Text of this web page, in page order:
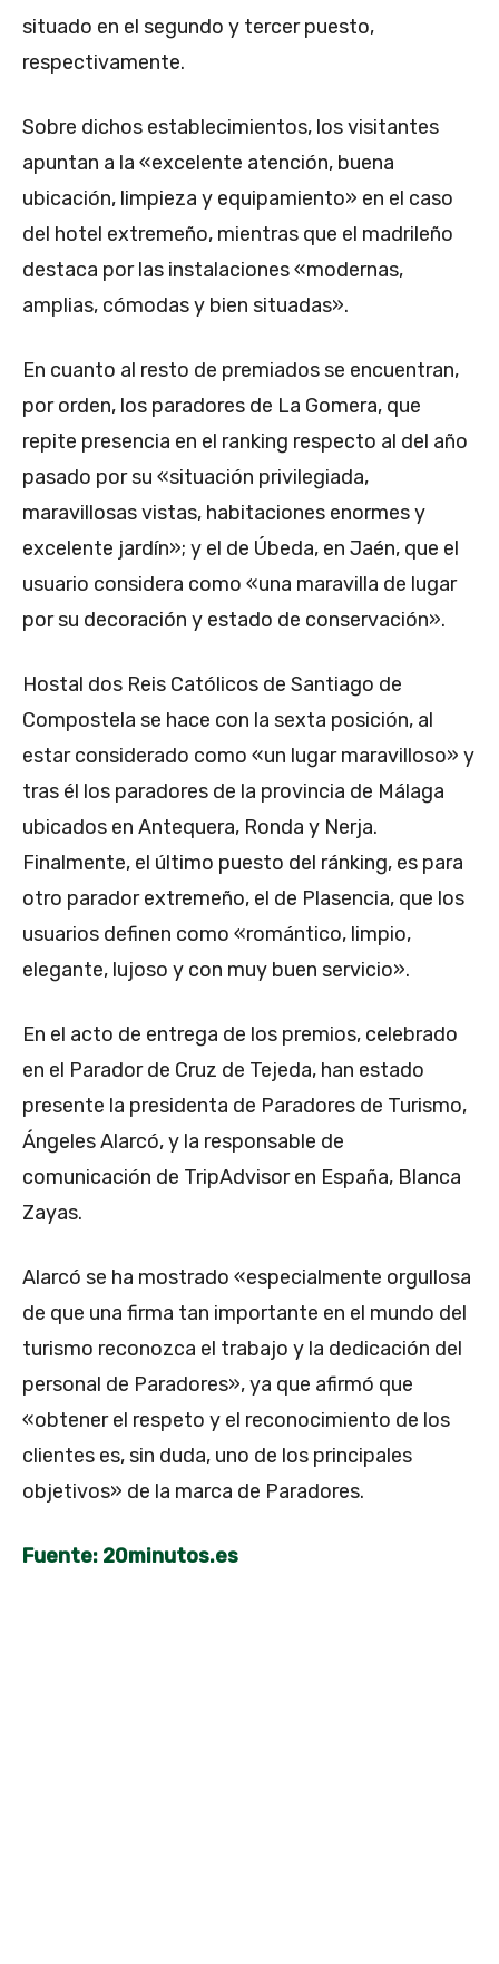
situado en el segundo y tercer puesto,
respectivamente.
Sobre dichos establecimientos, los visitantes
apuntan a la «excelente atención, buena
ubicación, limpieza y equipamiento» en el caso
del hotel extremeño, mientras que el madrileño
destaca por las instalaciones «modernas,
amplias, cómodas y bien situadas».
En cuanto al resto de premiados se encuentran,
por orden, los paradores de La Gomera, que
repite presencia en el ranking respecto al del año
pasado por su «situación privilegiada,
maravillosas vistas, habitaciones enormes y
excelente jardín»; y el de Úbeda, en Jaén, que el
usuario considera como «una maravilla de lugar
por su decoración y estado de conservación».
Hostal dos Reis Católicos de Santiago de
Compostela se hace con la sexta posición, al
estar considerado como «un lugar maravilloso» y
tras él los paradores de la provincia de Málaga
ubicados en Antequera, Ronda y Nerja.
Finalmente, el último puesto del ránking, es para
otro parador extremeño, el de Plasencia, que los
usuarios definen como «romántico, limpio,
elegante, lujoso y con muy buen servicio».
En el acto de entrega de los premios, celebrado
en el Parador de Cruz de Tejeda, han estado
presente la presidenta de Paradores de Turismo,
Ángeles Alarcó, y la responsable de
comunicación de TripAdvisor en España, Blanca
Zayas.
Alarcó se ha mostrado «especialmente orgullosa
de que una firma tan importante en el mundo del
turismo reconozca el trabajo y la dedicación del
personal de Paradores», ya que afirmó que
«obtener el respeto y el reconocimiento de los
clientes es, sin duda, uno de los principales
objetivos» de la marca de Paradores.
Fuente: 20minutos.es